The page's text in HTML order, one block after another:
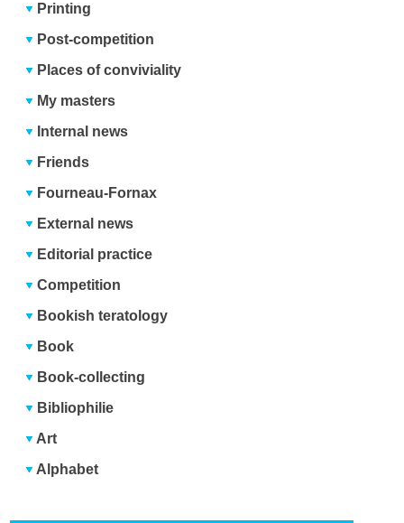
Printing
Post-competition
Places of conviviality
My masters
Internal news
Friends
Fourneau-Fornax
External news
Editorial practice
Competition
Bookish teratology
Book
Book-collecting
Bibliophilie
Art
Alphabet